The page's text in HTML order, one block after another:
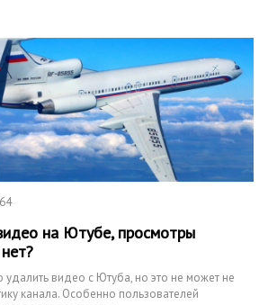
на Ютубе, просмотры
видео с Ютуба, но это не может не
канала. Особенно пользователей